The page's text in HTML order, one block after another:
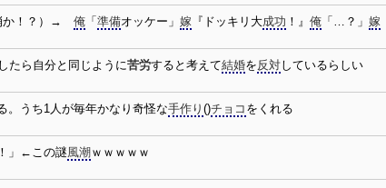
か！？）→ 俺 「 準備オッケー」 嫁 『ドッキリ大成功 ！』 俺 「…？」 嫁
したら自分と同じように苦労すると考えて結婚を反対しているらしい
。うち1人が毎年かなり奇怪な手作り ()チョコ をくれる
」←この謎風潮 ｗｗｗｗｗ